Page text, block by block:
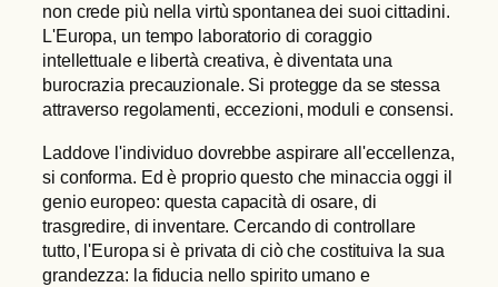
non crede più nella virtù spontanea dei suoi cittadini.
L'Europa, un tempo laboratorio di coraggio
intellettuale e libertà creativa, è diventata una
burocrazia precauzionale. Si protegge da se stessa
attraverso regolamenti, eccezioni, moduli e consensi.
Laddove l'individuo dovrebbe aspirare all'eccellenza,
si conforma. Ed è proprio questo che minaccia oggi il
genio europeo: questa capacità di osare, di
trasgredire, di inventare. Cercando di controllare
tutto, l'Europa si è privata di ciò che costituiva la sua
grandezza: la fiducia nello spirito umano e